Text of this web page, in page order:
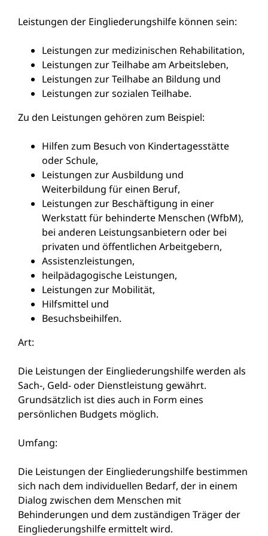
Leistungen der Eingliederungshilfe können sein:
Leistungen zur medizinischen Rehabilitation,
Leistungen zur Teilhabe am Arbeitsleben,
Leistungen zur Teilhabe an Bildung und
Leistungen zur sozialen Teilhabe.
Zu den Leistungen gehören zum Beispiel:
Hilfen zum Besuch von Kindertagesstätte
oder Schule,
Leistungen zur Ausbildung und
Weiterbildung für einen Beruf,
Leistungen zur Beschäftigung in einer
Werkstatt für behinderte Menschen (WfbM),
bei anderen Leistungsanbietern oder bei
privaten und öffentlichen Arbeitgebern,
Assistenzleistungen,
heilpädagogische Leistungen,
Leistungen zur Mobilität,
Hilfsmittel und
Besuchsbeihilfen.
Art:
Die Leistungen der Eingliederungshilfe werden als
Sach-, Geld- oder Dienstleistung gewährt.
Grundsätzlich ist dies auch in Form eines
persönlichen Budgets möglich.
Umfang:
Die Leistungen der Eingliederungshilfe bestimmen
sich nach dem individuellen Bedarf, der in einem
Dialog zwischen dem Menschen mit
Behinderungen und dem zuständigen Träger der
Eingliederungshilfe ermittelt wird.